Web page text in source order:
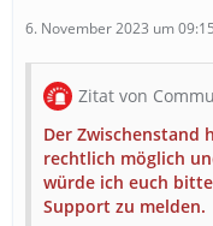
6. November 2023 um 09:15
Zitat von
Der Zwischenstand
rechtlich möglich
würde ich euch
Support zu melden.